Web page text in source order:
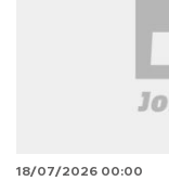
18/07/2026 00:00